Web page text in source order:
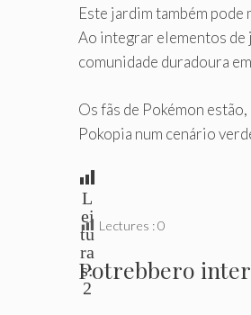
Este jardim também
Ao integrar elementos de
comunidade duradoura
Os fãs de Pokémon
Pokopia num cenário
L
ei
tu
ra
s:
2
Lectures :0
Potrebbero